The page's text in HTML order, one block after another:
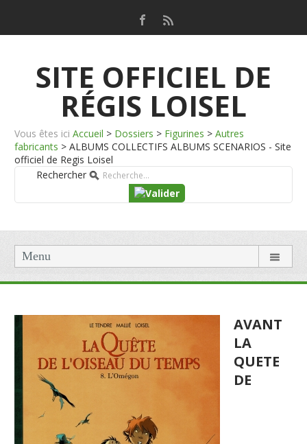
SITE OFFICIEL DE
RÉGIS LOISEL
Vous êtes ici Accueil > Dossiers > Figurines > Autres
fabricants > ALBUMS COLLECTIFS ALBUMS SCENARIOS - Site
officiel de Regis Loisel
Rechercher
Menu
AVANT
LA
QUETE
DE